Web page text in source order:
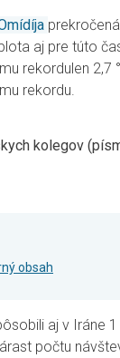
aj pre túto
rekordulen 2,7
rekordu.
kolegov
obsah
aj v Iráne
počtu